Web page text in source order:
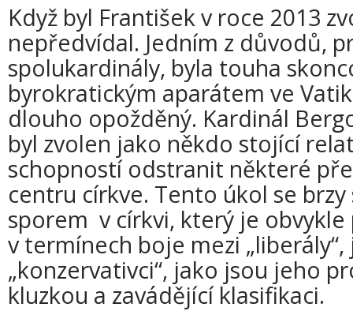
Když byl František v roce 2013
nepředvídal. Jedním z důvodů,
spolukardinály, byla touha
byrokratickým aparátem ve
dlouho opožděný. Kardinál
byl zvolen jako někdo stojící
schopností odstranit některé
centru církve. Tento úkol se
sporem v církvi, který je obvykle
v termínech boje mezi
„konzervativci“, jako jsou jeho
kluzkou a zavádějící klasifikaci.